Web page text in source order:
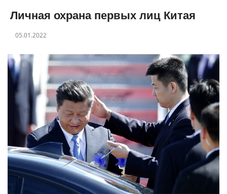
Контакти
Личная охрана первых лиц Китая
05.01.2022